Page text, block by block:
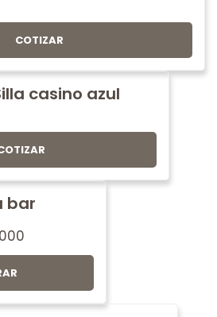
COTIZAR
casino azul
bar